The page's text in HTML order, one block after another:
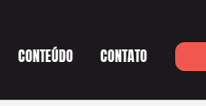
CONTEÚDO CONTATO